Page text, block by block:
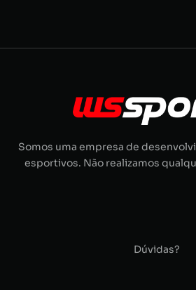
Somos uma empresa de
esportivos. Não realizamos
Dúvidas?